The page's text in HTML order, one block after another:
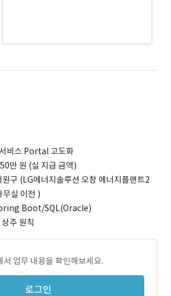
비스 Portal 고도화
만 원 (실 지급 금액)
구 (LG에너지솔루션 오창 에너지플랜트2
무실 이전 )
Boot/SQL(Oracle)
주 원칙
서 업무 내용을 확인해보세요.
로그인